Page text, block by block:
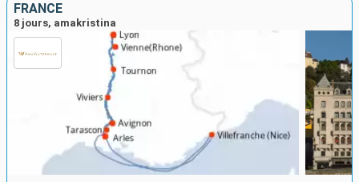
FRANCE
8 jours, amakristina